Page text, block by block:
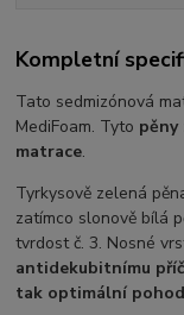
Kompletní
Tato sedmizónová
MediFoam. Tyto
matrace.
Tyrkysově zelená
zatímco slonově bílá
tvrdost č. 3. Nosné
antidekubitnímu
tak optimální